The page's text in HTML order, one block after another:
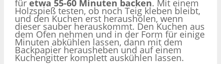
für etwa 55-60 Minuten backen. Mit einem
Holzspieß testen, ob noch Teig kleben bleibt,
und den Kuchen erst herausholen, wenn
dieser sauber herauskommt. Den Kuchen aus
dem Ofen nehmen und in der Form für einige
Minuten abkühlen lassen, dann mit dem
Backpapier herausheben und auf einem
Kuchengitter komplett auskühlen lassen.